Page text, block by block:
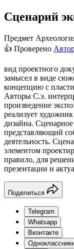
Сценарий
Предмет
👍 Проверено
вид проектного
замысел в виде
концепцию с
Авторы С.э.
произведение
реализует
дизайна.
представляющий
деятельность.
элементом
правило, для
презентации и
Поделиться
Telegram
Whatsapp
Вконтакте